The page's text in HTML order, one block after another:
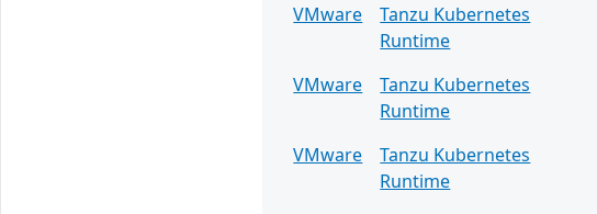
VMware
Tanzu Kubernetes
Runtime
VMware
Tanzu Kubernetes
Runtime
VMware
Tanzu Kubernetes
Runtime